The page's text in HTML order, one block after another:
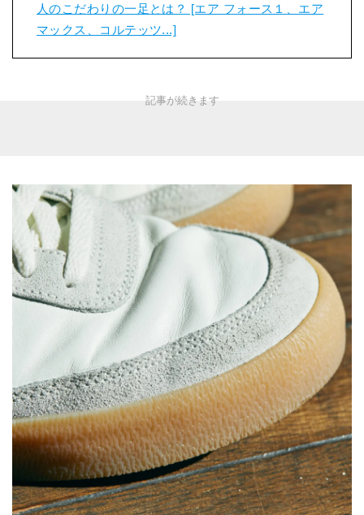
人のこだわりの一足とは？ [エア フォース１、エア
マックス、コルテッツ...]